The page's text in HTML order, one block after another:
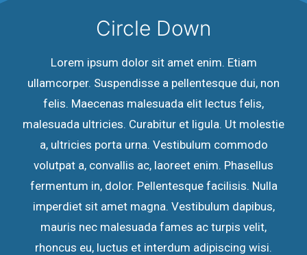
Circle Down
Lorem ipsum dolor sit amet enim. Etiam
ullamcorper. Suspendisse a pellentesque dui, non
felis. Maecenas malesuada elit lectus felis,
malesuada ultricies. Curabitur et ligula. Ut molestie
a, ultricies porta urna. Vestibulum commodo
volutpat a, convallis ac, laoreet enim. Phasellus
fermentum in, dolor. Pellentesque facilisis. Nulla
imperdiet sit amet magna. Vestibulum dapibus,
mauris nec malesuada fames ac turpis velit,
rhoncus eu, luctus et interdum adipiscing wisi.